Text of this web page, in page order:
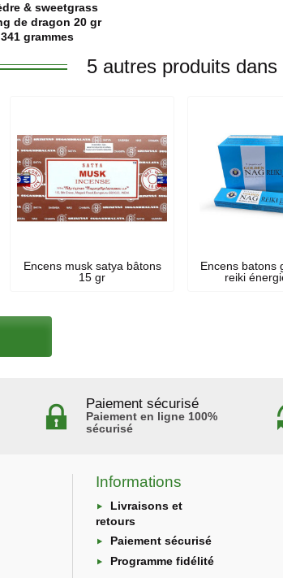
& sweetgrass
de dragon 20 gr
grammes
5 autres produits
Encens musk satya bâtons
15 gr
Encens batons
reiki
Paiement sécurisé
Paiement en ligne 100%
sécurisé
Informations
Livraisons et
retours
Paiement sécurisé
Programme fidélité